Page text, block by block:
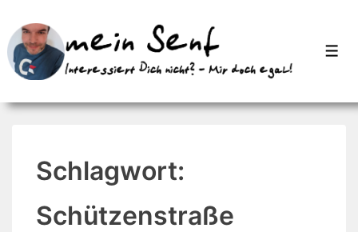
Zum
Inhalt
Schlagwort:
Schützenstraße